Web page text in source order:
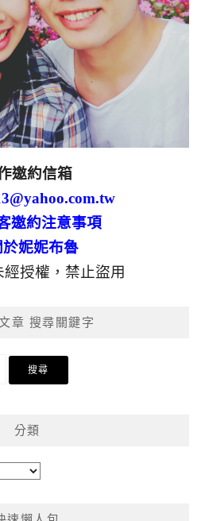
邀約信箱
邀約注意事項
妮妮布魯
經授權，禁止盜用
章 搜尋關鍵字
分類